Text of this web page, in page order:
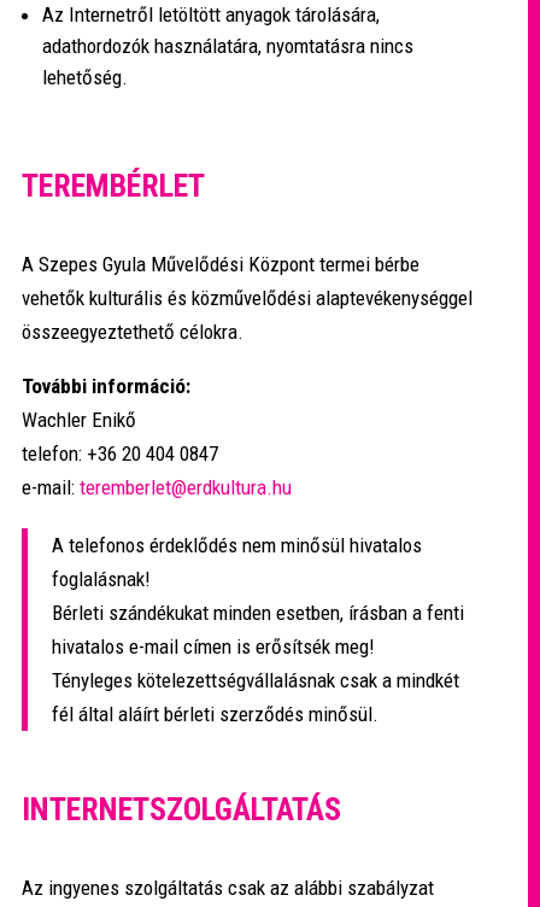
Az Internetről letöltött anyagok tárolására,
adathordozók használatára, nyomtatásra nincs
lehetőség.
TEREMBÉRLET
A Szepes Gyula Művelődési Központ termei bérbe
vehetők kulturális és közművelődési alaptevékenységgel
összeegyeztethető célokra.
További információ:
Wachler Enikő
telefon: +36 20 404 0847
e-mail: teremberlet@erdkultura.hu
A telefonos érdeklődés nem minősül hivatalos
foglalásnak!
Bérleti szándékukat minden esetben, írásban a fenti
hivatalos e-mail címen is erősítsék meg!
Tényleges kötelezettségvállalásnak csak a mindkét
fél által aláírt bérleti szerződés minősül.
INTERNETSZOLGÁLTATÁS
Az ingyenes szolgáltatás csak az alábbi szabályzat